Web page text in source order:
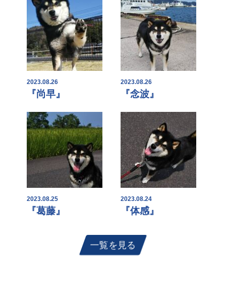
2023.08.26
『尚早』
2023.08.26
『念波』
2023.08.25
『葛藤』
2023.08.24
『体感』
一覧を見る